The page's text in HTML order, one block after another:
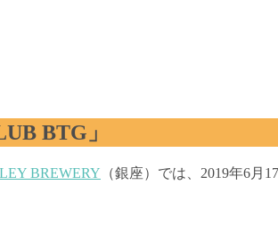
BTG」
BREWERY （銀座）では、2019年6月